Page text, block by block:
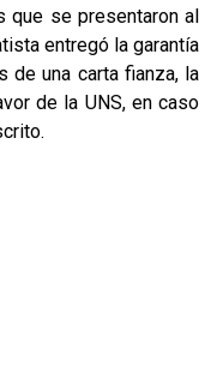
que se presentaron al
entregó la garantía
de una carta fianza, la
de la UNS, en caso